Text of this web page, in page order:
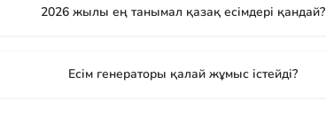
2026 жылы ең танымал қазақ есімдері қандай?
Есім генераторы қалай жұмыс істейді?